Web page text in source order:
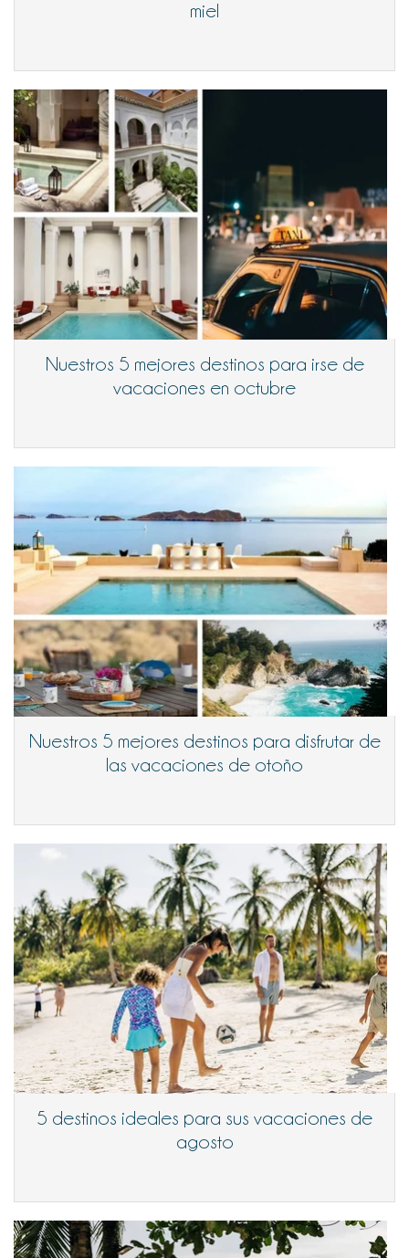
miel
Nuestros 5 mejores destinos para irse de
vacaciones en octubre
Nuestros 5 mejores destinos para disfrutar de
las vacaciones de otoño
5 destinos ideales para sus vacaciones de
agosto